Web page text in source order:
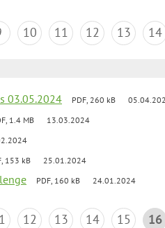
10 11 12 13 14
03.05.2024 PDF, 260 kB
1.4 MB 13.03.2024
153 kB 25.01.2024
PDF, 160 kB 24.01.2024
12 13 14 15 16